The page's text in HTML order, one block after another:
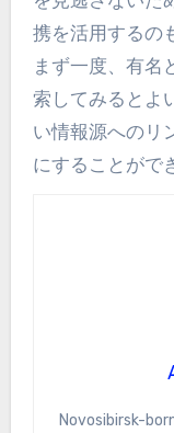
携を活用するの
まず一度、有名
索してみるとよ
い情報源へのリ
にすることがで
Novosibirsk-born data scientist living in Tbilisi for the